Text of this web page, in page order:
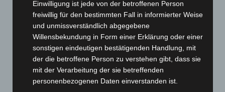
April 2025(88)
März 2025(111)
Februar 2025(96)
Januar 2025 (88)
Dezember 2024(89)
November 2024(94)
Einwilligung ist jede von der betroffenen Person
freiwillig für den bestimmten Fall in informierter Weise
und unmissverständlich abgegebene
Willensbekundung in Form einer Erklärung oder einer
sonstigen eindeutigen bestätigenden Handlung, mit
der die betroffene Person zu verstehen gibt, dass sie
mit der Verarbeitung der sie betreffenden
personenbezogenen Daten einverstanden ist.